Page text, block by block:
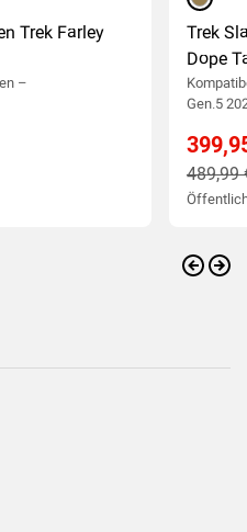
Trek Farley
–
Trek
Dope
Gen.5
489,99